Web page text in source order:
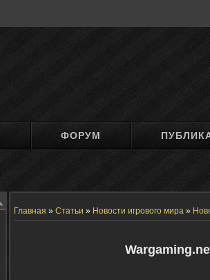
ФОРУМ
Главная » Статьи » Новости игрового мира »